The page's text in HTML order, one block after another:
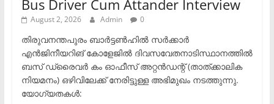
Bus Driver Cum Attander Interview
August 2, 2026 Admin 0
തിരുവനന്തപുരം ബാർട്ടൺഹിൽ സർക്കാർ
എൻജിനീയറിങ് കോളേജിൽ ദിവസവേതനാടിസ്ഥാനത്തിൽ
ബസ് ഡ്രൈവർ കം ഓഫീസ് അറ്റൻഡന്റ് (താത്ക്കാലിക
നിയമനം) ഒഴിവിലേക്ക് നേരിട്ടുള്ള അഭിമുഖം നടത്തുന്നു.​
യോഗ്യതകൾ: